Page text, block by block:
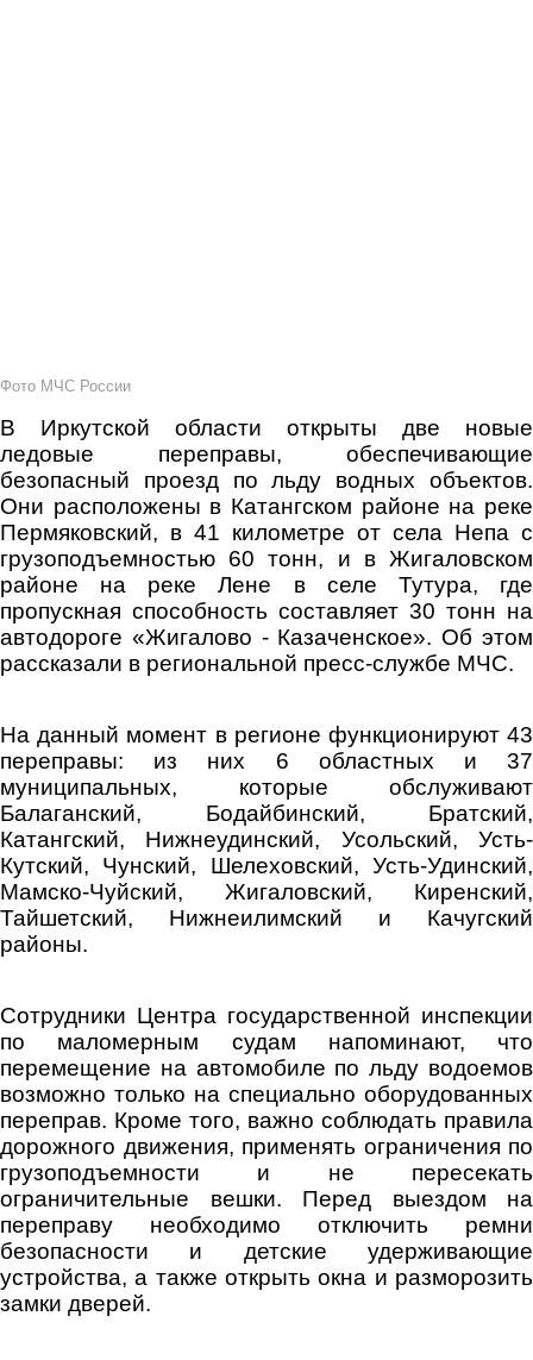
Фото МЧС России
В Иркутской области открыты две новые
ледовые переправы, обеспечивающие
безопасный проезд по льду водных объектов.
Они расположены в Катангском районе на реке
Пермяковский, в 41 километре от села Непа с
грузоподъемностью 60 тонн, и в Жигаловском
районе на реке Лене в селе Тутура, где
пропускная способность составляет 30 тонн на
автодороге «Жигалово - Казаченское». Об этом
рассказали в региональной пресс-службе МЧС.
На данный момент в регионе функционируют 43
переправы: из них 6 областных и 37
муниципальных, которые обслуживают
Балаганский, Бодайбинский, Братский,
Катангский, Нижнеудинский, Усольский, Усть-
Кутский, Чунский, Шелеховский, Усть-Удинский,
Мамско-Чуйский, Жигаловский, Киренский,
Тайшетский, Нижнеилимский и Качугский
районы.
Сотрудники Центра государственной инспекции
по маломерным судам напоминают, что
перемещение на автомобиле по льду водоемов
возможно только на специально оборудованных
переправ. Кроме того, важно соблюдать правила
дорожного движения, применять ограничения по
грузоподъемности и не пересекать
ограничительные вешки. Перед выездом на
переправу необходимо отключить ремни
безопасности и детские удерживающие
устройства, а также открыть окна и разморозить
замки дверей.